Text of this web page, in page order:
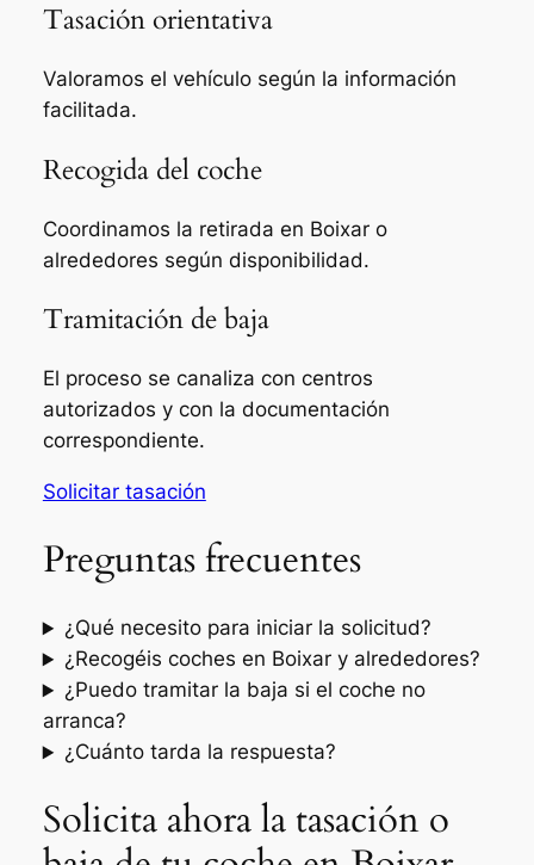
Tasación orientativa
Valoramos el vehículo según la información
facilitada.
Recogida del coche
Coordinamos la retirada en Boixar o
alrededores según disponibilidad.
Tramitación de baja
El proceso se canaliza con centros
autorizados y con la documentación
correspondiente.
Solicitar tasación
Preguntas frecuentes
¿Qué necesito para iniciar la solicitud?
¿Recogéis coches en Boixar y alrededores?
¿Puedo tramitar la baja si el coche no
arranca?
¿Cuánto tarda la respuesta?
Solicita ahora la tasación o